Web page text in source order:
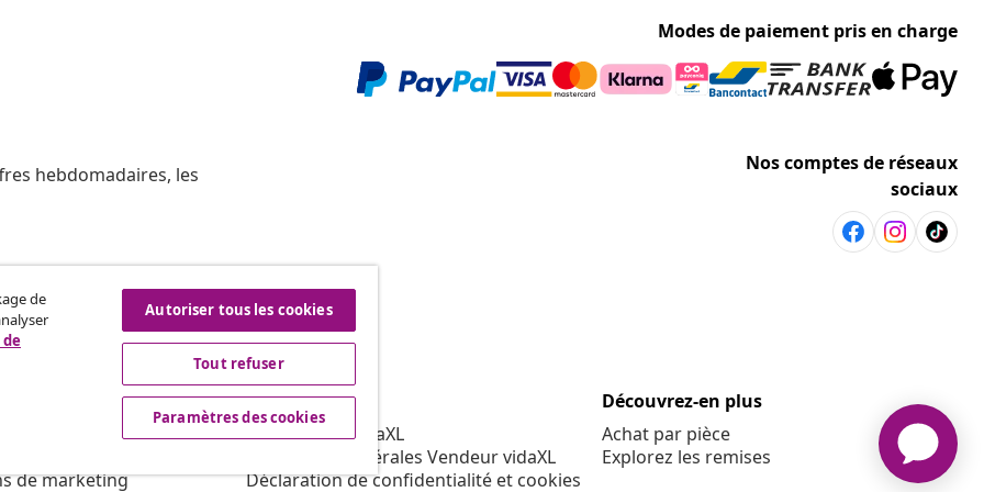
Modes de paiement pris en charge
hebdomadaires, les
Nos comptes de réseaux
sociaux
Résilier le contrat
de marketing
vidaXL
À propos de vidaXL
Conditions générales Vendeur vidaXL
Déclaration de confidentialité et cookies
Découvrez-en plus
Achat par pièce
Explorez les remises
de
Autoriser tous les cookies
Tout refuser
Paramètres des cookies